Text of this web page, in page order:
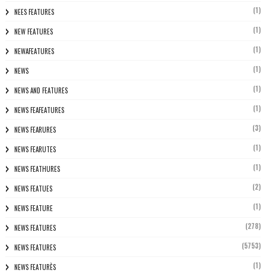
NEES FEATURES (1)
NEW FEATURES (1)
NEWAFEATURES (1)
NEWS (1)
NEWS AND FEATURES (1)
NEWS FEAFEATURES (1)
NEWS FEARURES (3)
NEWS FEARUTES (1)
NEWS FEATHURES (1)
NEWS FEATUES (2)
NEWS FEATURE (1)
NEWS FEATURES (278)
NEWS FEATURES (5753)
NEWS FEATURÈS (1)